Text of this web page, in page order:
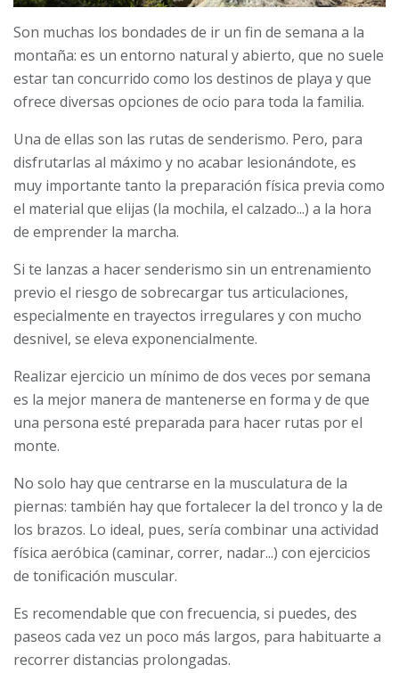
Son muchas los bondades de ir un fin de semana a la
montaña: es un entorno natural y abierto, que no suele
estar tan concurrido como los destinos de playa y que
ofrece diversas opciones de ocio para toda la familia.
Una de ellas son las rutas de senderismo. Pero, para
disfrutarlas al máximo y no acabar lesionándote, es
muy importante tanto la preparación física previa como
el material que elijas (la mochila, el calzado...) a la hora
de emprender la marcha.
Si te lanzas a hacer senderismo sin un entrenamiento
previo el riesgo de sobrecargar tus articulaciones,
especialmente en trayectos irregulares y con mucho
desnivel, se eleva exponencialmente.
Realizar ejercicio un mínimo de dos veces por semana
es la mejor manera de mantenerse en forma y de que
una persona esté preparada para hacer rutas por el
monte.
No solo hay que centrarse en la musculatura de la
piernas: también hay que fortalecer la del tronco y la de
los brazos. Lo ideal, pues, sería combinar una actividad
física aeróbica (caminar, correr, nadar...) con ejercicios
de tonificación muscular.
Es recomendable que con frecuencia, si puedes, des
paseos cada vez un poco más largos, para habituarte a
recorrer distancias prolongadas.